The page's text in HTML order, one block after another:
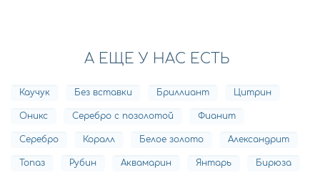
А ЕЩЕ У НАС ЕСТЬ
Каучук Без вставки Бриллиант Цитрин
Оникс Серебро с позолотой Фианит
Серебро Коралл Белое золото Александрит
Топаз Рубин Аквамарин Янтарь Бирюза